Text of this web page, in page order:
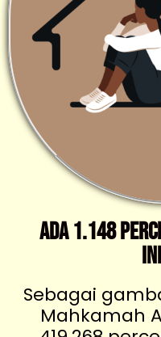
Ada 1.148
Sebagai
Mahkamah